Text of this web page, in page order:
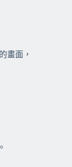
畫面，